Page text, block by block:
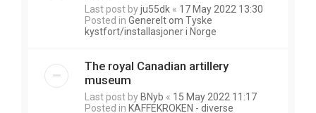
Last post byju55dk « 17 May 2022 13:30
Posted in Generelt om Tyske
kystfort/installasjoner i Norge
The royal Canadian artillery
museum
Last post by BNyb « 15 May 2022 11:17
Posted in KAFFEKROKEN - diverse